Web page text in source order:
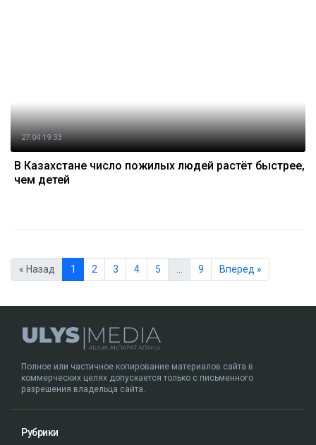
27.04 19:33
В Казахстане число пожилых людей растёт быстрее,
чем детей
« Назад 1 2 3 4 5 … 9 Вперед »
Полное или частичное копирование материалов сайта в
коммерческих целях допускается только с письменного
разрешения владельца сайта.
Рубрики